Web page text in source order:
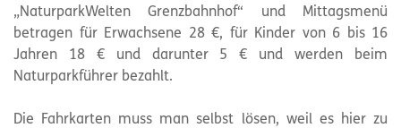
„NaturparkWelten Grenzbahnhof“ und Mittagsmenü
betragen für Erwachsene 28 €, für Kinder von 6 bis 16
Jahren 18 € und darunter 5 € und werden beim
Naturparkführer bezahlt.
Die Fahrkarten muss man selbst lösen, weil es hier zu